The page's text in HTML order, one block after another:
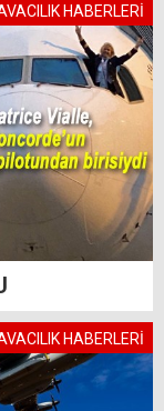
HABERLERİ
HABERLERİ